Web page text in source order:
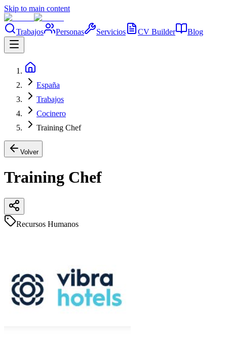
Skip to main content
Trabajos Personas Servicios CV Builder Blog
España
Trabajos
Cocinero
Training Chef
Volver
Training Chef
Recursos Humanos